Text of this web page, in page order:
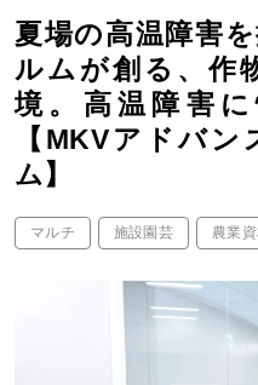
夏場の高温障害
ルムが創る、作
境。高温障害
【MKVアドバ
ム】
マルチ 施設園芸 農業